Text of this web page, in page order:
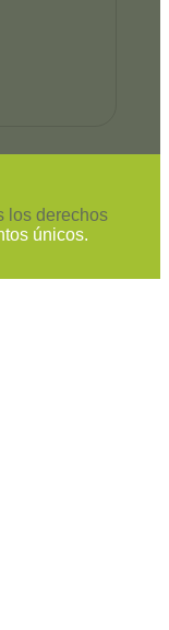
los derechos
únicos.